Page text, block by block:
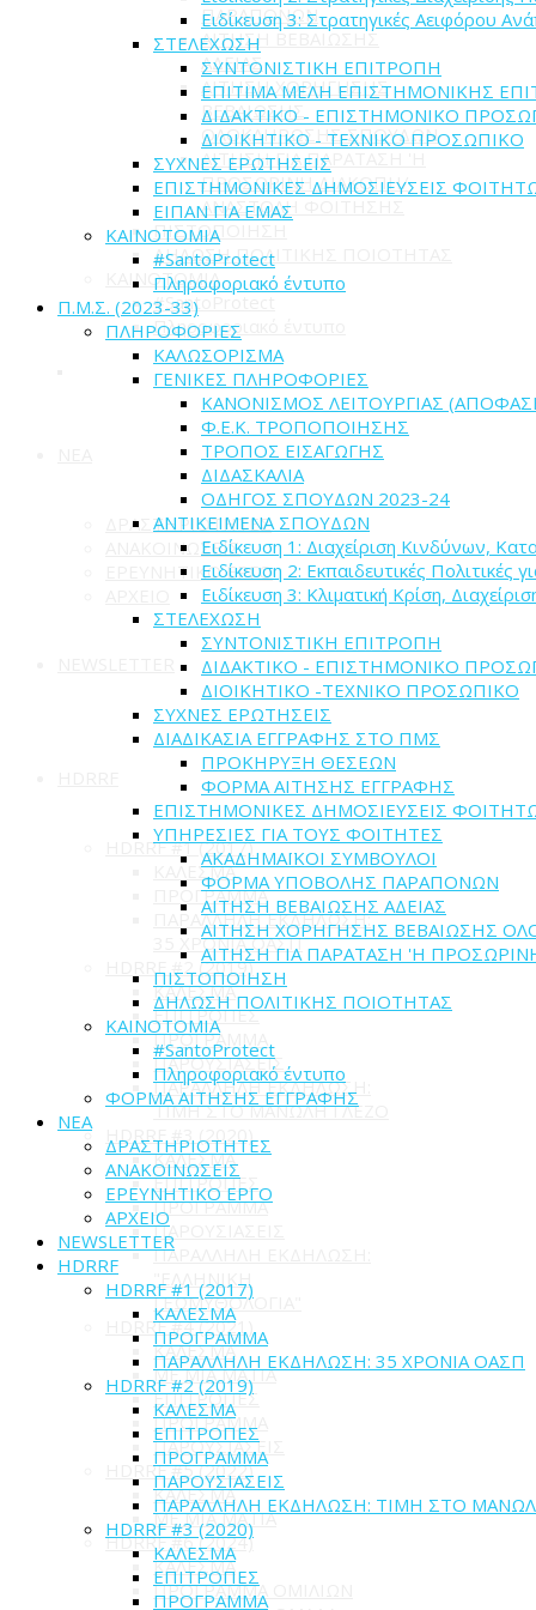
ΠΑΡΑΠΟΝΩΝ
ΑΙΤΗΣΗ ΒΕΒΑΙΩΣΗΣ
ΑΔΕΙΑΣ
ΑΙΤΗΣΗ ΧΟΡΗΓΗΣΗΣ
ΒΕΒΑΙΩΣΗΣ
ΟΛΟΚΛΗΡΩΣΗΣ ΣΠΟΥΔΩΝ
ΑΙΤΗΣΗ ΓΙΑ ΠΑΡΑΤΑΣΗ 'Η
ΠΡΟΣΩΡΙΝΗ ΔΙΑΚΟΠΗ/
ΑΝΑΣΤΟΛΗ ΦΟΙΤΗΣΗΣ
ΠΙΣΤΟΠΟΙΗΣΗ
ΔΗΛΩΣΗ ΠΟΛΙΤΙΚΗΣ ΠΟΙΟΤΗΤΑΣ
ΚΑΙΝΟΤΟΜΙΑ
#SantoProtect
Πληροφοριακό έντυπο
ΔΡΑΣΤΗΡΙΟΤΗΤΕΣ
ΑΝΑΚΟΙΝΩΣΕΙΣ
ΕΡΕΥΝΗΤΙΚΟ ΕΡΓΟ
HDRRF #1 (2017)
ΚΑΛΕΣΜΑ
ΠΡΟΓΡΑΜΜΑ
ΠΑΡΑΛΛΗΛΗ ΕΚΔΗΛΩΣΗ:
35 ΧΡΟΝΙΑ ΟΑΣΠ
HDRRF #2 (2019)
ΚΑΛΕΣΜΑ
ΕΠΙΤΡΟΠΕΣ
ΠΡΟΓΡΑΜΜΑ
ΠΑΡΟΥΣΙΑΣΕΙΣ
ΠΑΡΑΛΛΗΛΗ ΕΚΔΗΛΩΣΗ:
ΤΙΜΗ ΣΤΟ ΜΑΝΩΛΗ ΓΛΕΖΟ
HDRRF #3 (2020)
ΚΑΛΕΣΜΑ
ΕΠΙΤΡΟΠΕΣ
ΠΡΟΓΡΑΜΜΑ
ΠΑΡΟΥΣΙΑΣΕΙΣ
ΠΑΡΑΛΛΗΛΗ ΕΚΔΗΛΩΣΗ:
"ΕΛΛΗΝΙΚΗ
ΓΕΩΜΥΘΟΛΟΓΙΑ"
HDRRF #4 (2021)
ΚΑΛΕΣΜΑ
ME MIA MATIA
ΕΠΙΤΡΟΠΕΣ
ΠΡΟΓΡΑΜΜΑ
ΠΑΡΟΥΣΙΑΣΕΙΣ
HDRRF #5 (2022)
ΚΑΛΕΣΜΑ
ME MIA MATIA
HDRRF #6 (2024)
ΚΑΛΕΣΜΑ
ΠΡΟΓΡΑΜΜΑ ΟΜΙΛΙΩΝ
Ειδίκευση 3: Στρατηγικές Αειφόρου
ΣΤΕΛΕΧΩΣΗ
ΣΥΝΤΟΝΙΣΤΙΚΗ ΕΠΙΤΡΟΠΗ
ΕΠΙΤΙΜΑ ΜΕΛΗ ΕΠΙΣΤΗΜΟΝΙΚΗΣ
ΔΙΔΑΚΤΙΚΟ - ΕΠΙΣΤΗΜΟΝΙΚΟ
ΔΙΟΙΚΗΤΙΚΟ - ΤΕΧΝΙΚΟ ΠΡΟΣΩΠΙΚΟ
ΣΥΧΝΕΣ ΕΡΩΤΗΣΕΙΣ
ΕΠΙΣΤΗΜΟΝΙΚΕΣ ΔΗΜΟΣΙΕΥΣΕΙΣ
ΕΙΠΑΝ ΓΙΑ ΕΜΑΣ
ΚΑΙΝΟΤΟΜΙΑ
#SantoProtect
Πληροφοριακό έντυπο
Π.Μ.Σ. (2023-33)
ΠΛΗΡΟΦΟΡΙΕΣ
ΚΑΛΩΣΟΡΙΣΜΑ
ΓΕΝΙΚΕΣ ΠΛΗΡΟΦΟΡΙΕΣ
ΚΑΝΟΝΙΣΜΟΣ ΛΕΙΤΟΥΡΓΙΑΣ
Φ.Ε.Κ. ΤΡΟΠΟΠΟΙΗΣΗΣ
ΤΡΟΠΟΣ ΕΙΣΑΓΩΓΗΣ
ΔΙΔΑΣΚΑΛΙΑ
ΟΔΗΓΟΣ ΣΠΟΥΔΩΝ 2023-24
ΑΝΤΙΚΕΙΜΕΝΑ ΣΠΟΥΔΩΝ
Ειδίκευση 1: Διαχείριση Κινδύνων,
Ειδίκευση 2: Εκπαιδευτικές Πολιτικές
Ειδίκευση 3: Κλιματική Κρίση,
ΣΤΕΛΕΧΩΣΗ
ΣΥΝΤΟΝΙΣΤΙΚΗ ΕΠΙΤΡΟΠΗ
ΔΙΔΑΚΤΙΚΟ - ΕΠΙΣΤΗΜΟΝΙΚΟ
ΔΙΟΙΚΗΤΙΚΟ -ΤΕΧΝΙΚΟ ΠΡΟΣΩΠΙΚΟ
ΣΥΧΝΕΣ ΕΡΩΤΗΣΕΙΣ
ΔΙΑΔΙΚΑΣΙΑ ΕΓΓΡΑΦΗΣ ΣΤΟ ΠΜΣ
ΠΡΟΚΗΡΥΞΗ ΘΕΣΕΩΝ
ΦΟΡΜΑ ΑΙΤΗΣΗΣ ΕΓΓΡΑΦΗΣ
ΕΠΙΣΤΗΜΟΝΙΚΕΣ ΔΗΜΟΣΙΕΥΣΕΙΣ
ΥΠΗΡΕΣΙΕΣ ΓΙΑ ΤΟΥΣ ΦΟΙΤΗΤΕΣ
ΑΚΑΔΗΜΑΪΚΟΙ ΣΥΜΒΟΥΛΟΙ
ΦΟΡΜΑ ΥΠΟΒΟΛΗΣ ΠΑΡΑΠΟΝΩΝ
ΑΙΤΗΣΗ ΒΕΒΑΙΩΣΗΣ ΑΔΕΙΑΣ
ΑΙΤΗΣΗ ΧΟΡΗΓΗΣΗΣ ΒΕΒΑΙΩΣΗΣ
ΑΙΤΗΣΗ ΓΙΑ ΠΑΡΑΤΑΣΗ 'Η
ΠΙΣΤΟΠΟΙΗΣΗ
ΔΗΛΩΣΗ ΠΟΛΙΤΙΚΗΣ ΠΟΙΟΤΗΤΑΣ
ΚΑΙΝΟΤΟΜΙΑ
#SantoProtect
Πληροφοριακό έντυπο
ΦΟΡΜΑ ΑΙΤΗΣΗΣ ΕΓΓΡΑΦΗΣ
ΝΕΑ
ΔΡΑΣΤΗΡΙΟΤΗΤΕΣ
ΑΝΑΚΟΙΝΩΣΕΙΣ
ΕΡΕΥΝΗΤΙΚΟ ΕΡΓΟ
ΑΡΧΕΙΟ
NEWSLETTER
HDRRF
HDRRF #1 (2017)
ΚΑΛΕΣΜΑ
ΠΡΟΓΡΑΜΜΑ
ΠΑΡΑΛΛΗΛΗ ΕΚΔΗΛΩΣΗ: 35 ΧΡΟΝΙΑ ΟΑΣΠ
HDRRF #2 (2019)
ΚΑΛΕΣΜΑ
ΕΠΙΤΡΟΠΕΣ
ΠΡΟΓΡΑΜΜΑ
ΠΑΡΟΥΣΙΑΣΕΙΣ
ΠΑΡΑΛΛΗΛΗ ΕΚΔΗΛΩΣΗ: ΤΙΜΗ ΣΤΟ
HDRRF #3 (2020)
ΚΑΛΕΣΜΑ
ΕΠΙΤΡΟΠΕΣ
ΠΡΟΓΡΑΜΜΑ